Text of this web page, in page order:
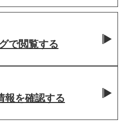
で閲覧する
報を確認する